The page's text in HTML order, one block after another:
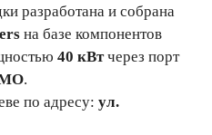
разработана и собрана
на базе компонентов
40 кВтчерез порт
.
по адресу: ул.